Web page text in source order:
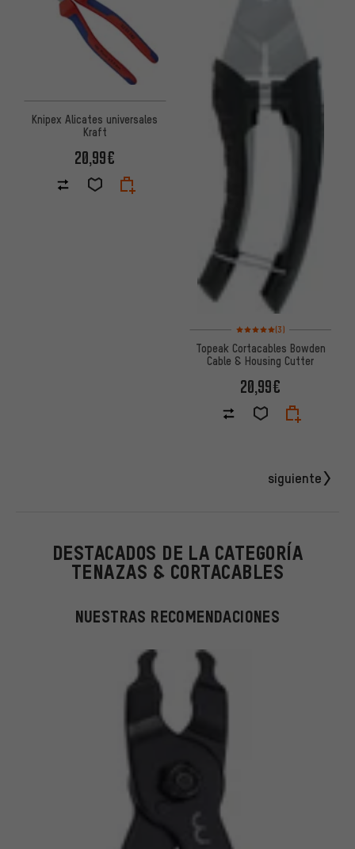
Knipex Alicates universales
Kraft
20,99€
Valoración media: 5 de 5
(3)
Topeak Cortacables Bowden
Cable & Housing Cutter
20,99€
siguiente
DESTACADOS DE LA CATEGORÍA
TENAZAS & CORTACABLES
NUESTRAS RECOMENDACIONES